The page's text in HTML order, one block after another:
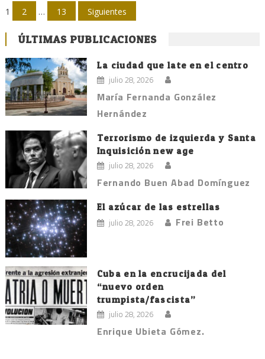
Navegación
de
entradas
1 2 … 13 Siguientes
ÚLTIMAS PUBLICACIONES
La ciudad que late en el centro
julio 28, 2026
María Fernanda González
Hernández
Terrorismo de izquierda y Santa
Inquisición new age
julio 28, 2026
Fernando Buen Abad Domínguez
El azúcar de las estrellas
julio 28, 2026 Frei Betto
Cuba en la encrucijada del
“nuevo orden
trumpista/fascista”
julio 28, 2026
Enrique Ubieta Gómez.